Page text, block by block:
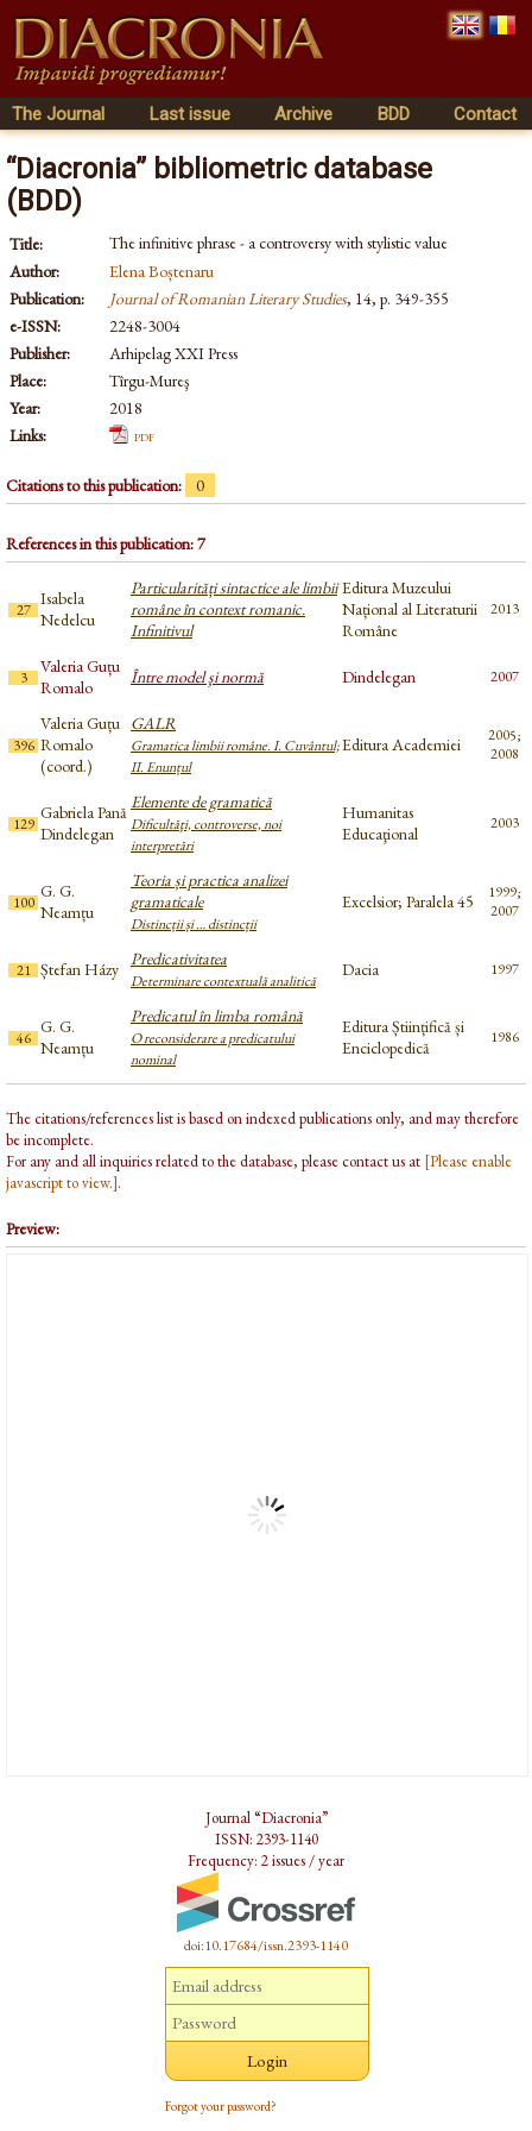
The Journal Last issue Archive BDD Contact
“Diacronia” bibliometric database
(BDD)
Title:
The infinitive phrase - a controversy with stylistic value
Author:
Elena Boștenaru
Publication:
Journal of Romanian Literary Studies, 14, p. 349-355
e-ISSN:
2248-3004
Publisher:
Arhipelag XXI Press
Place:
Tîrgu-Mureş
Year:
2018
Links:
pdf
Citations to this publication: 0
References in this publication: 7
27
Isabela
Nedelcu
Particularități sintactice ale limbii
române în context romanic.
Infinitivul
Editura Muzeului
Național al Literaturii
Române
2013
3
Valeria Guțu
Romalo
Între model şi normă Dindelegan 2007
396
Valeria Guțu
Romalo
(coord.)
GALR
Gramatica limbii române. I. Cuvântul;
II. Enunțul
Editura Academiei
2005;
2008
129
Gabriela Pană
Dindelegan
Elemente de gramatică
Dificultăţi, controverse, noi
interpretări
Humanitas
Educaţional
2003
100
G. G.
Neamțu
Teoria și practica analizei
gramaticale
Distincții și … distincții
Excelsior; Paralela 45
1999;
2007
21 Ștefan Házy Predicativitatea
Determinare contextuală analitică
Dacia 1997
46
G. G.
Neamțu
Predicatul în limba română
O reconsiderare a predicatului
nominal
Editura Științifică și
Enciclopedică
1986
The citations/references list is based on indexed publications only, and may therefore
be incomplete.
For any and all inquiries related to the database, please contact us at [Please enable
javascript to view.].
Preview:
Journal “Diacronia”
ISSN: 2393-1140
Frequency: 2 issues / year
doi:10.17684/issn.2393-1140
Forgot your password?